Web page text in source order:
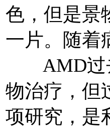
色，但是景
一片。随着
AMD过去
物治疗，但
项研究，是